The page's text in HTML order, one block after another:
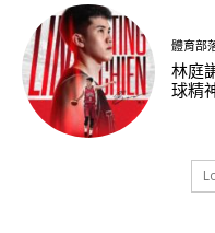
體育部
林庭
球精